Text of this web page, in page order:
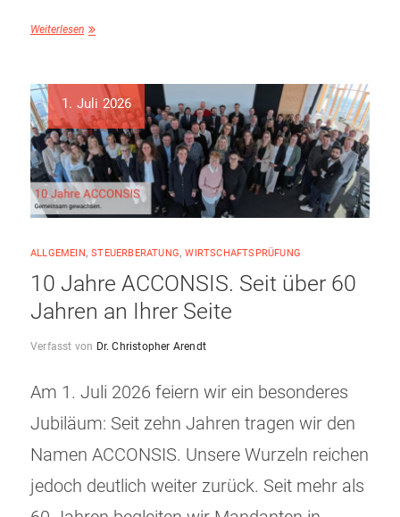
Weiterlesen
1. Juli 2026
ALLGEMEIN,STEUERBERATUNG,WIRTSCHAFTSPRÜFUNG
10 Jahre ACCONSIS. Seit über 60
Jahren an Ihrer Seite
Verfasst von Dr. Christopher Arendt
Am 1. Juli 2026 feiern wir ein besonderes
Jubiläum: Seit zehn Jahren tragen wir den
Namen ACCONSIS. Unsere Wurzeln reichen
jedoch deutlich weiter zurück. Seit mehr als